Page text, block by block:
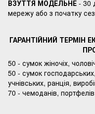
ВЗУТТЯ МОДЕЛЬНЕ - 30
мережу або з початку
ГАРАНТІЙНИЙ ТЕРМІН
50 - сумок жіночіх,
50 - сумок
учнівських, ранція,
70 - чемоданів,